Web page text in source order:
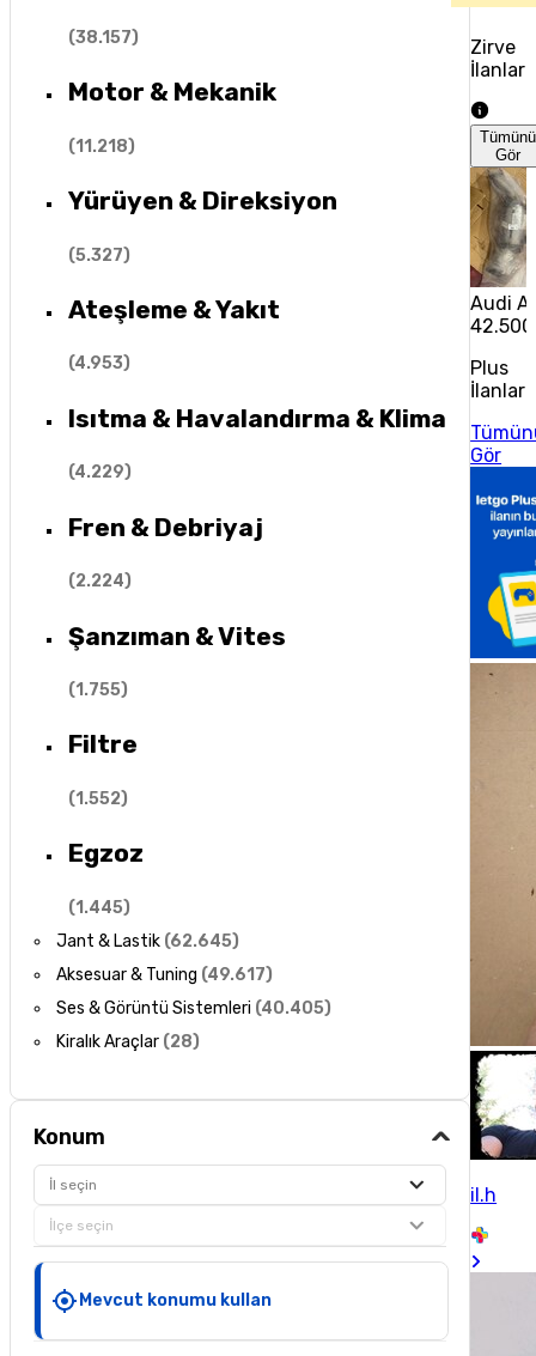
(38.157)
Motor & Mekanik
(11.218)
Yürüyen & Direksiyon
(5.327)
Ateşleme & Yakıt
(4.953)
Isıtma & Havalandırma & Klima
(4.229)
Fren & Debriyaj
(2.224)
Şanzıman & Vites
(1.755)
Filtre
(1.552)
Egzoz
(1.445)
Jant & Lastik (62.645)
Aksesuar & Tuning (49.617)
Ses & Görüntü Sistemleri (40.405)
Kiralık Araçlar (28)
Konum
İl seçin
İlçe seçin
Mevcut konumu kullan
Zirve
İlanlar
Tümünü
Gör
Audi
Plus
İlanlar
Gör
il.h